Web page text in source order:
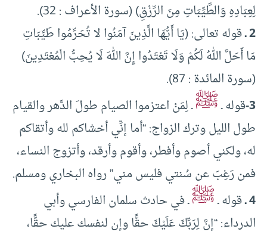
لِعِبَادِهِ وَالطَّيِّبَاتِ مِنَ الرِّزْقِ) (سورة الأعراف : 32).
2 ـ قوله تعالى: (يَا أَيُّهَا الَّذِينَ آمَنُوا لا تُحَرِّمُوا طَيِّبَاتِ
مَا أَحَلَّ اللهُ لَكُمْ وَلَا تَعْتَدُوا إِنَّ اللهَ لَا يُحِبُّ الْمُعْتَدِينَ)
(سورة المائدة : 87).
3-قوله ـﷺـ لِمَنْ اعتزموا الصيام طولَ الدَّهر والقيام
طول الليل وترك الزواج: “أما إنِّي أخشاكم لله وأتقاكم
له، ولكني أصوم وأفطر، وأقوم وأرقد، وأتزوج النساء،
فمن رَغِبَ عن سُنتي فليس مني” رواه البخاري ومسلم.
4 ـقوله ـﷺـ في حادث سلمان الفارسي وأبي
الدرداء: “إنَّ لِرَبِّكَ عَلَيْكَ حقًّا وإن لنفسك عليك حقًّا،